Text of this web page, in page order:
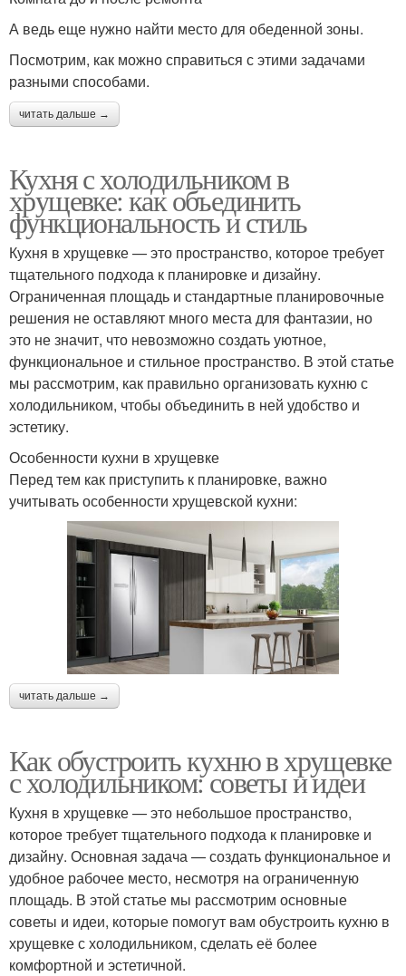
А ведь еще нужно найти место для обеденной зоны.
Посмотрим, как можно справиться с этими задачами
разными способами.
читать дальше →
Кухня с холодильником в
хрущевке: как объединить
функциональность и стиль
Кухня в хрущевке — это пространство, которое требует
тщательного подхода к планировке и дизайну.
Ограниченная площадь и стандартные планировочные
решения не оставляют много места для фантазии, но
это не значит, что невозможно создать уютное,
функциональное и стильное пространство. В этой статье
мы рассмотрим, как правильно организовать кухню с
холодильником, чтобы объединить в ней удобство и
эстетику.
Особенности кухни в хрущевке
Перед тем как приступить к планировке, важно
учитывать особенности хрущевской кухни:
читать дальше →
Как обустроить кухню в хрущевке
с холодильником: советы и идеи
Кухня в хрущевке — это небольшое пространство,
которое требует тщательного подхода к планировке и
дизайну. Основная задача — создать функциональное и
удобное рабочее место, несмотря на ограниченную
площадь. В этой статье мы рассмотрим основные
советы и идеи, которые помогут вам обустроить кухню в
хрущевке с холодильником, сделать её более
комфортной и эстетичной.